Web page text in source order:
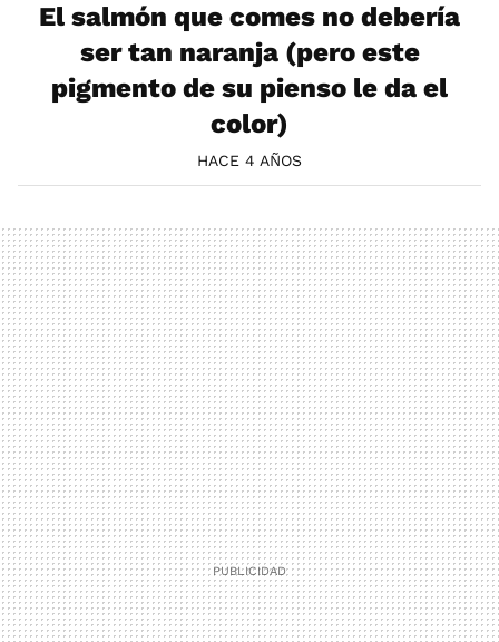
El salmón que comes no debería
ser tan naranja (pero este
pigmento de su pienso le da el
color)
HACE 4 AÑOS